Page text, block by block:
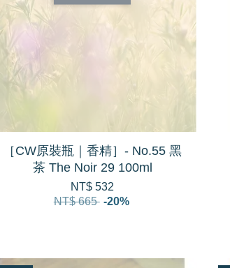
［CW原裝瓶｜香精］- No.55 黑
茶 The Noir 29 100ml
NT$ 532
NT$ 665 -20%